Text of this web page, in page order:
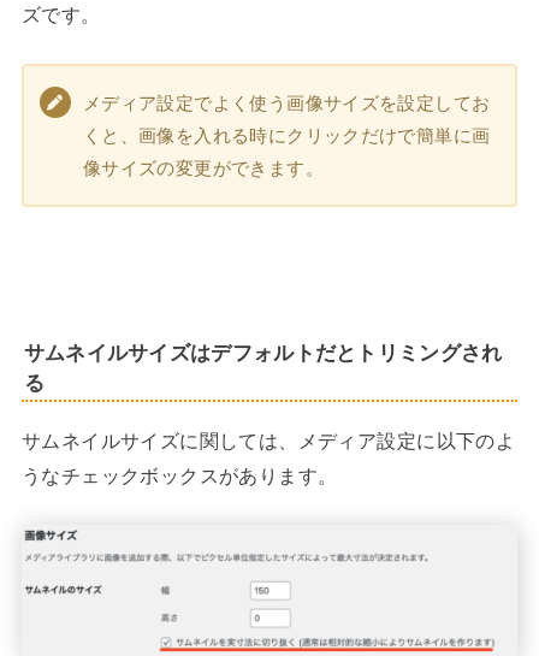
ズです。
メディア設定でよく使う画像サイズを設定してお
くと、画像を入れる時にクリックだけで簡単に画
像サイズの変更ができます。
サムネイルサイズはデフォルトだとトリミングされ
る
サムネイルサイズに関しては、メディア設定に以下のよ
うなチェックボックスがあります。